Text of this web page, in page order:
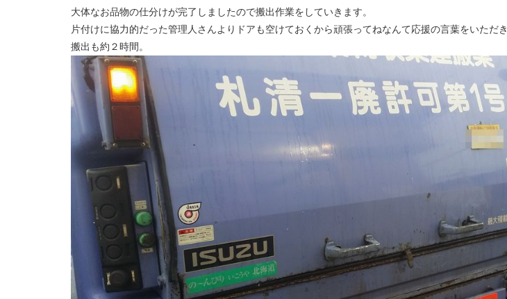
大体なお品物の仕分けが完了しましたので搬出作業をしていきます。
片付けに協力的だった管理人さんよりドアも空けておくから頑張ってねなんて応援の言葉をいただき
搬出も約２時間。